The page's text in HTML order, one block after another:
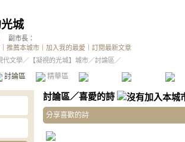
城
副市長：
推薦本城市 加入我的最愛
訂閱最新文章
代文學／ 【凝視的光城】城市／討論區／
討論區 精華區 投票區 影像館
討論區／喜愛的詩
分享喜歡的詩